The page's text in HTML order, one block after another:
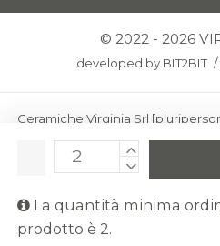
La quantità minima
prodotto è 2.
© 2022 - 2026
developed by BIT2BIT /
Ceramiche Virginia Srl
euro i.v.] - Via Virginio 378 –